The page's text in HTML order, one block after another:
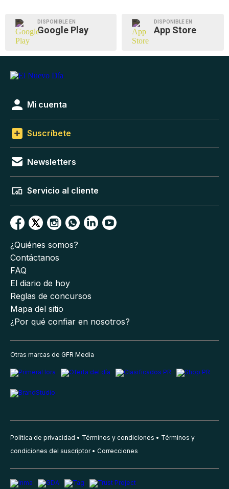
DISPONIBLE EN
Google Play
DISPONIBLE EN
App Store
Mi cuenta
Suscríbete
Newsletters
Servicio al cliente
¿Quiénes somos?
Contáctanos
FAQ
El diario de hoy
Reglas de concursos
Mapa del sitio
¿Por qué confiar en nosotros?
Otras marcas de GFR Media
Política de privacidad Términos y condiciones
Términos y
condiciones del suscriptor
Correcciones